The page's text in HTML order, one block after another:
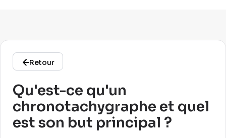
Retour
Qu'est-ce qu'un
chronotachygraphe et quel
est son but principal ?